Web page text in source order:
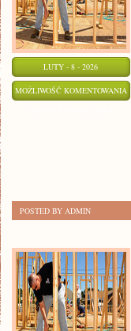
LUTY - 8 - 2026
MOŻLIWOŚĆ KOMENTOWANIA
POSTED BY ADMIN